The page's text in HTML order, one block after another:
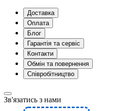
Доставка
Оплата
Блог
Гарантія та сервіс
Контакти
Обмін та повернення
Співробітництво
Зв'язатись з нами